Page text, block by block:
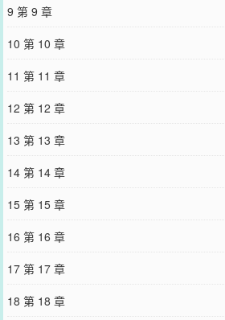
9 第 9 章
10 第 10 章
11 第 11 章
12 第 12 章
13 第 13 章
14 第 14 章
15 第 15 章
16 第 16 章
17 第 17 章
18 第 18 章